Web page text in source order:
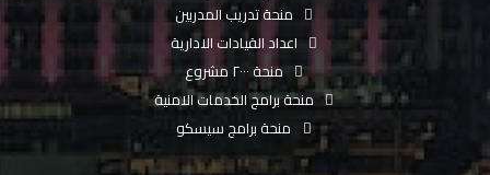
منحة تدريب المدربين
اعداد القيادات الادارية
منحة ٢٠٠٠ مشروع
منحة برامج الخدمات الامنية
منحة برامج سيسكو